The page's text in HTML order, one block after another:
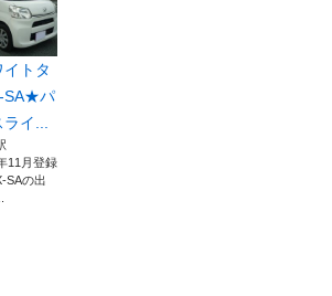
トタ
SA★パ
イ...
11月登録
SAの出